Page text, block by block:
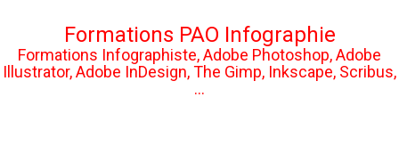
Formations PAO Infographie
Formations Infographiste, Adobe Photoshop, Adobe
Illustrator, Adobe InDesign, The Gimp, Inkscape, Scribus,
...